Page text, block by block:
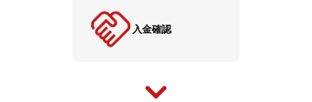
入金確認